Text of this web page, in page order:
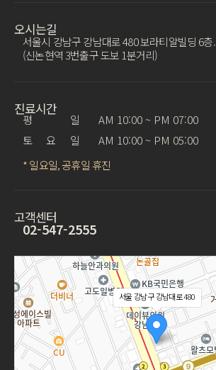
오시는길
서울시 강남구 강남대로 480 보라티알빌딩 6층.
(신논현역 3번출구 도보 1분거리)
진료시간
평 일
AM 10:00 ~ PM 07:00
토 요 일
AM 10:00 ~ PM 05:00
* 일요일, 공휴일 휴진
고객센터
02-547-2555
서울 강남구 강남대로 480